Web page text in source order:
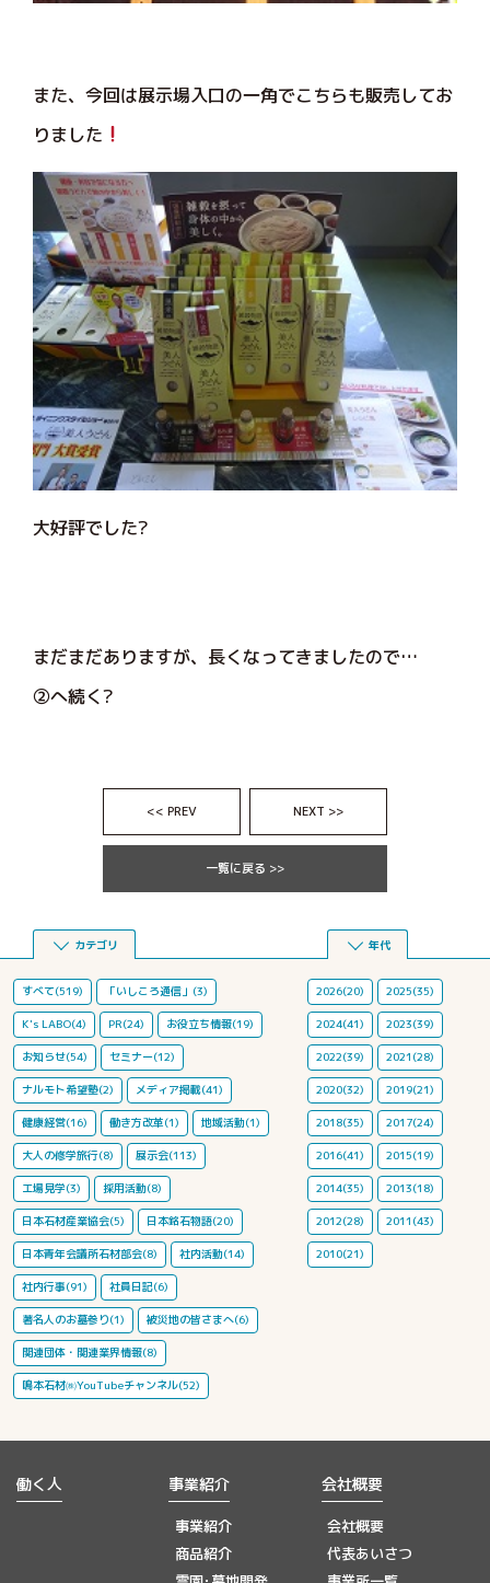
また、今回は展示場入口の一角でこちらも販売してお
りました
大好評でした?
まだまだありますが、長くなってきましたので…
②へ続く?
<< PREV NEXT >>
一覧に戻る >>
カテゴリ
すべて(519) 「いしころ通信」(3)
K's LABO(4) PR(24) お役立ち情報(19)
お知らせ(54) セミナー(12)
ナルモト希望塾(2) メディア掲載(41)
健康経営(16) 働き方改革(1) 地域活動(1)
大人の修学旅行(8) 展示会(113)
工場見学(3) 採用活動(8)
日本石材産業協会(5) 日本銘石物語(20)
日本青年会議所石材部会(8) 社内活動(14)
社内行事(91) 社員日記(6)
著名人のお墓参り(1) 被災地の皆さまへ(6)
関連団体・関連業界情報(8)
鳴本石材㈱YouTubeチャンネル(52)
年代
2026(20) 2025(35)
2024(41) 2023(39)
2022(39) 2021(28)
2020(32) 2019(21)
2018(35) 2017(24)
2016(41) 2015(19)
2014(35) 2013(18)
2012(28) 2011(43)
2010(21)
働く人 事業紹介
事業紹介
商品紹介
会社概要
会社概要
代表あいさつ